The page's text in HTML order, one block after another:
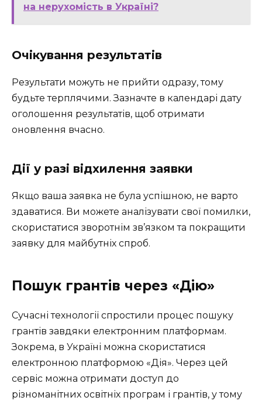
на нерухомість в Україні?
Очікування результатів
Результати можуть не прийти одразу, тому
будьте терплячими. Зазначте в календарі дату
оголошення результатів, щоб отримати
оновлення вчасно.
Дії у разі відхилення заявки
Якщо ваша заявка не була успішною, не варто
здаватися. Ви можете аналізувати свої помилки,
скористатися зворотнім зв’язком та покращити
заявку для майбутніх спроб.
Пошук грантів через «Дію»
Сучасні технології спростили процес пошуку
грантів завдяки електронним платформам.
Зокрема, в Україні можна скористатися
електронною платформою «Дія». Через цей
сервіс можна отримати доступ до
різноманітних освітніх програм і грантів, у тому